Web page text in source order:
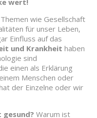
wert!
wie Gesellschaft
für unser Leben,
Einfluss auf das
und Krankheit haben
sind
einen als Erklärung
Menschen oder
der Einzelne oder wir
Warum ist